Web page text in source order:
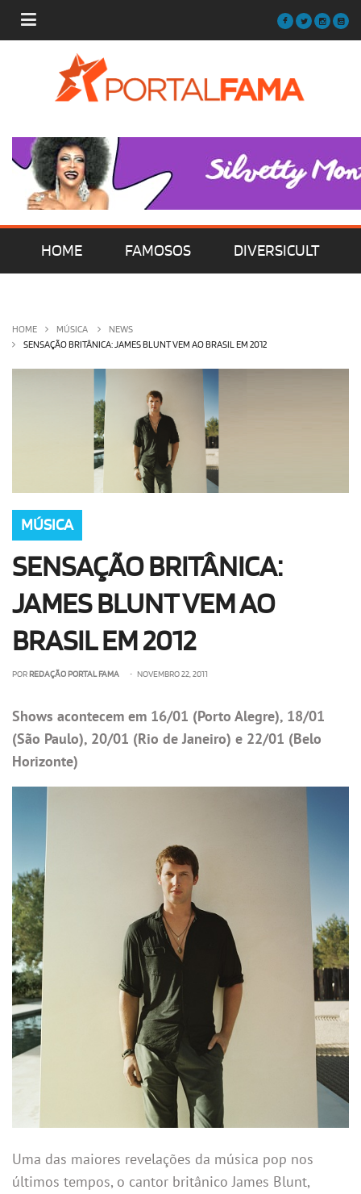
HOME FAMOSOS DIVERSICULT
OLHA ISSO! EU QUERO!
HOME MÚSICA
NEWS
SENSAÇÃO BRITÂNICA: JAMES BLUNT VEM AO BRASIL EM 2012
MÚSICA
SENSAÇÃO BRITÂNICA:
JAMES BLUNT VEM AO
BRASIL EM 2012
POR REDAÇÃO PORTAL FAMA • NOVEMBRO 22, 2011
Shows acontecem em 16/01 (Porto Alegre), 18/01
(São Paulo), 20/01 (Rio de Janeiro) e 22/01 (Belo
Horizonte)
Uma das maiores revelações da música pop nos
últimos tempos, o cantor britânico James Blunt,